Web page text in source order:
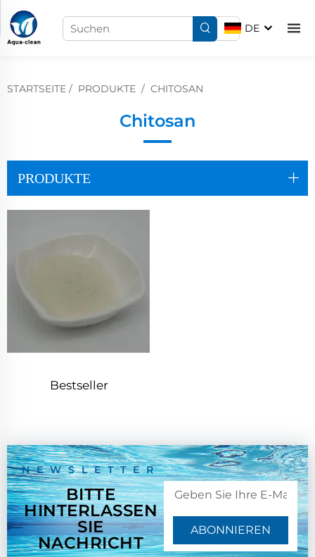
DE
STARTSEITE / PRODUKTE / CHITOSAN
Chitosan
PRODUKTE
Bestseller
NEWSLETTER
BITTE
HINTERLASSEN
SIE
NACHRICHT
ABONNIEREN